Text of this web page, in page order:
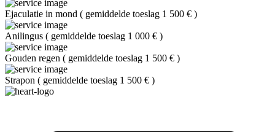
Ejaculatie in mond ( gemiddelde toeslag 1 500 € )
Anilingus ( gemiddelde toeslag 1 000 € )
Gouden regen ( gemiddelde toeslag 1 500 € )
Strapon ( gemiddelde toeslag 1 500 € )